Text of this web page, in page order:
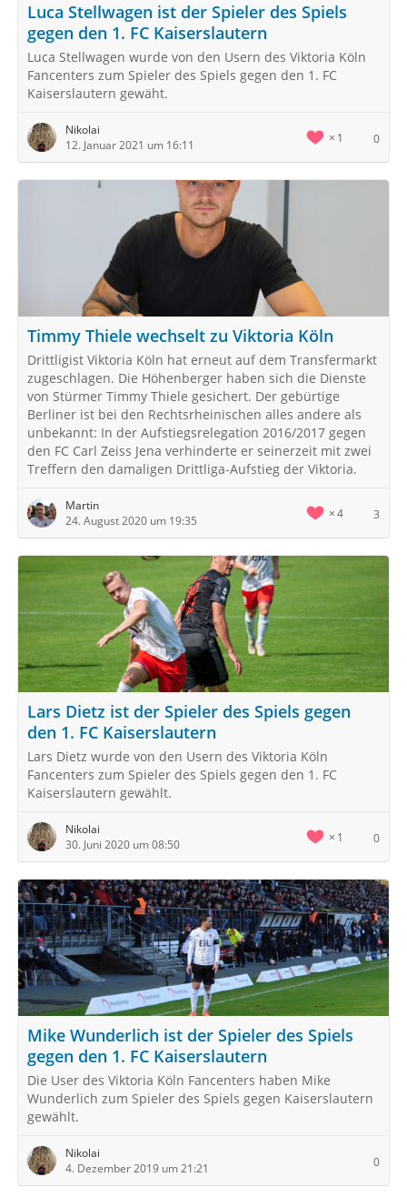
Luca Stellwagen ist der Spieler des Spiels
gegen den 1. FC Kaiserslautern
Luca Stellwagen wurde von den Usern des Viktoria Köln
Fancenters zum Spieler des Spiels gegen den 1. FC
Kaiserslautern gewäht.
Nikolai
12. Januar 2021 um 16:11
1 0
Timmy Thiele wechselt zu Viktoria Köln
Drittligist Viktoria Köln hat erneut auf dem Transfermarkt
zugeschlagen. Die Höhenberger haben sich die Dienste
von Stürmer Timmy Thiele gesichert. Der gebürtige
Berliner ist bei den Rechtsrheinischen alles andere als
unbekannt: In der Aufstiegsrelegation 2016/2017 gegen
den FC Carl Zeiss Jena verhinderte er seinerzeit mit zwei
Treffern den damaligen Drittliga-Aufstieg der Viktoria.
Martin
24. August 2020 um 19:35
4 3
Lars Dietz ist der Spieler des Spiels gegen
den 1. FC Kaiserslautern
Lars Dietz wurde von den Usern des Viktoria Köln
Fancenters zum Spieler des Spiels gegen den 1. FC
Kaiserslautern gewählt.
Nikolai
30. Juni 2020 um 08:50
1 0
Mike Wunderlich ist der Spieler des Spiels
gegen den 1. FC Kaiserslautern
Die User des Viktoria Köln Fancenters haben Mike
Wunderlich zum Spieler des Spiels gegen Kaiserslautern
gewählt.
Nikolai
4. Dezember 2019 um 21:21
0